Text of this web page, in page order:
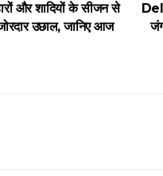
और शादियों के सीजन से
उछाल, जानिए आज